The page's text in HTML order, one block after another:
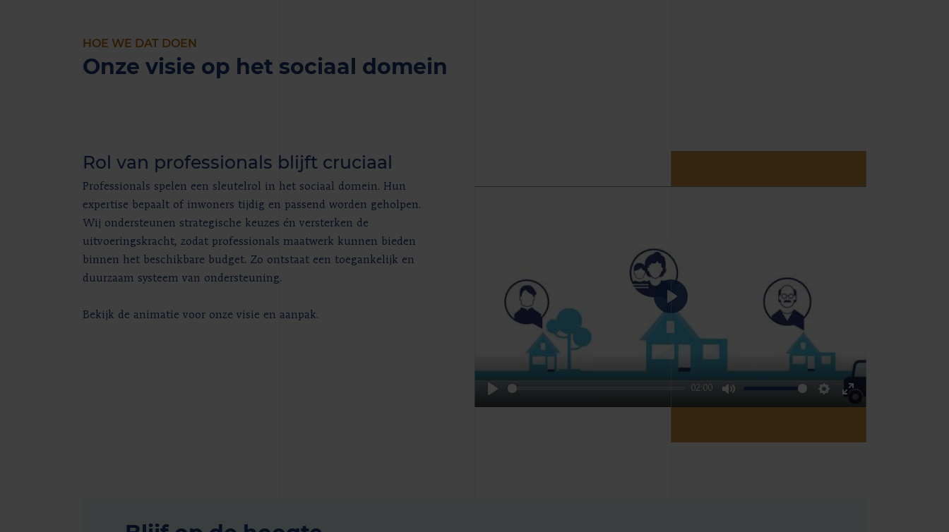
HOE WE DAT DOEN
Onze visie op het sociaal domein
Rol van professionals blijft cruciaal
Professionals spelen een sleutelrol in het sociaal domein. Hun
expertise bepaalt of inwoners tijdig en passend worden geholpen.
Wij ondersteunen strategische keuzes én versterken de
uitvoeringskracht, zodat professionals maatwerk kunnen bieden
binnen het beschikbare budget. Zo ontstaat een toegankelijk en
duurzaam systeem van ondersteuning.
Bekijk de animatie voor onze visie en aanpak.
02:00
Play